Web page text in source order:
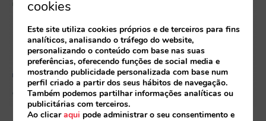
cookies
Este site utiliza cookies próprios e de terceiros para fins
analíticos, analisando o tráfego do website,
personalizando o conteúdo com base nas suas
preferências, oferecendo funções de social media e
mostrando publicidade personalizada com base num
perfil criado a partir dos seus hábitos de navegação.
Também podemos partilhar informações analíticas ou
publicitárias com terceiros.
Ao clicaraqui pode administrar o seu consentimento e